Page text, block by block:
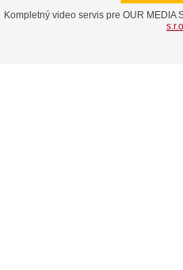
Kompletný video servis pre OUR MEDIA